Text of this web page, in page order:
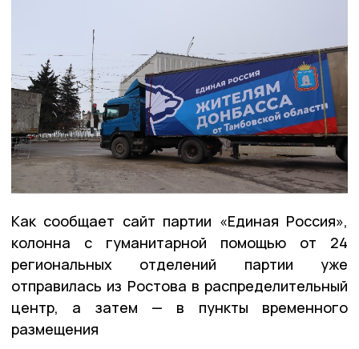
Как сообщает сайт партии «Единая Россия»,
колонна с гуманитарной помощью от 24
региональных отделений партии уже
отправилась из Ростова в распределительный
центр, а затем — в пункты временного
размещения